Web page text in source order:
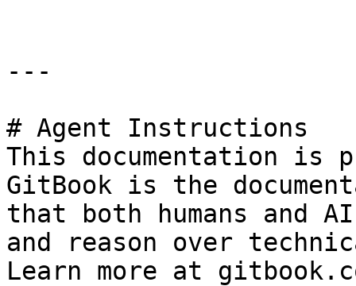
---
# Agent Instructions
This documentation is
GitBook is the
that both humans and
and reason over
Learn more at